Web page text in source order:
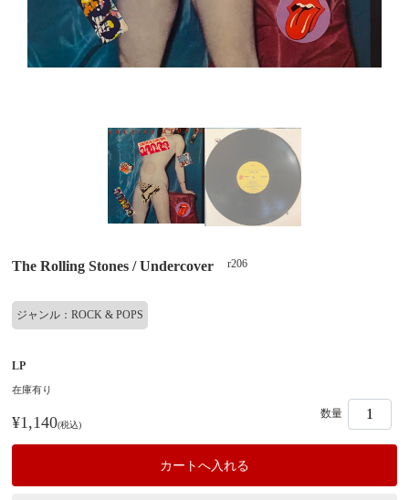
The Rolling Stones / Undercover r206
ジャンル：ROCK & POPS
LP
在庫有り
¥1,140(税込)
数量